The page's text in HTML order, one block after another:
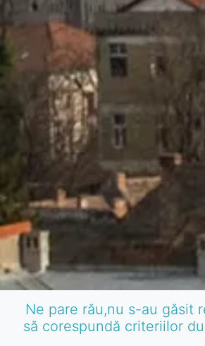
Ne pare rău,nu s-au găsit
să corespundă criteriilor